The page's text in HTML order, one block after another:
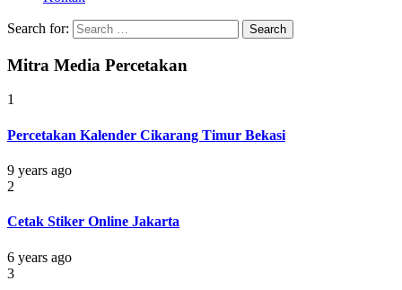
Search for:
Mitra Media Percetakan
1
Percetakan Kalender Cikarang Timur Bekasi
9 years ago
2
Cetak Stiker Online Jakarta
6 years ago
3